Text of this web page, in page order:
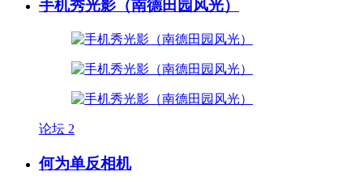
手机秀光影（南德田园风光）
论坛 2
何为单反相机